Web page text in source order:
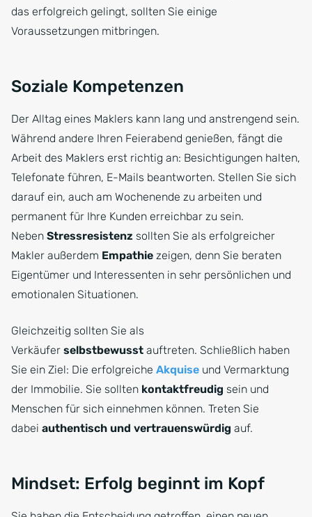
das erfolgreich gelingt, sollten Sie einige
Voraussetzungen mitbringen.
Soziale Kompetenzen
Der Alltag eines Maklers kann lang und anstrengend sein.
Während andere Ihren Feierabend genießen, fängt die
Arbeit des Maklers erst richtig an: Besichtigungen halten,
Telefonate führen, E-Mails beantworten. Stellen Sie sich
darauf ein, auch am Wochenende zu arbeiten und
permanent für Ihre Kunden erreichbar zu sein.
Neben Stressresistenz sollten Sie als erfolgreicher
Makler außerdem Empathie zeigen, denn Sie beraten
Eigentümer und Interessenten in sehr persönlichen und
emotionalen Situationen.
Gleichzeitig sollten Sie als
Verkäufer selbstbewusst auftreten. Schließlich haben
Sie ein Ziel: Die erfolgreiche Akquise und Vermarktung
der Immobilie. Sie sollten kontaktfreudig sein und
Menschen für sich einnehmen können. Treten Sie
dabei authentisch und vertrauenswürdig auf.
Mindset: Erfolg beginnt im Kopf